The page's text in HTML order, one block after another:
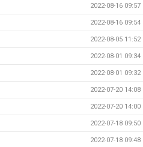
2022-08-16 09:57
2022-08-16 09:54
2022-08-05 11:52
2022-08-01 09:34
2022-08-01 09:32
2022-07-20 14:08
2022-07-20 14:00
2022-07-18 09:50
2022-07-18 09:48